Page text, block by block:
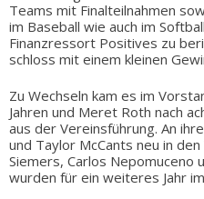
Teams mit Finalteilnahmen
im Baseball wie auch im
Finanzressort Positives zu
schloss mit einem kleinen
Zu Wechseln kam es im
Jahren und Meret Roth nach
aus der Vereinsführung. An
und Taylor McCants neu in
Siemers, Carlos Nepomuceno
wurden für ein weiteres Jahr